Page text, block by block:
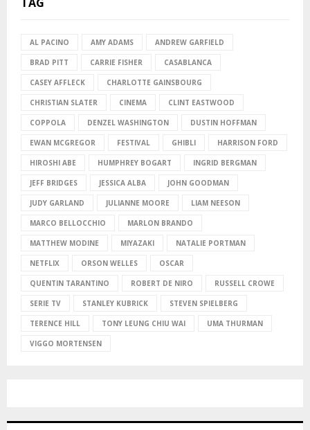
AL PACINO AMY ADAMS ANDREW GARFIELD
BRAD PITT CARRIE FISHER CASABLANCA
CASEY AFFLECK CHARLOTTE GAINSBOURG
CHRISTIAN SLATER CINEMA CLINT EASTWOOD
COPPOLA DENZEL WASHINGTON DUSTIN HOFFMAN
EWAN MCGREGOR FESTIVAL GHIBLI HARRISON FORD
HIROSHI ABE HUMPHREY BOGART INGRID BERGMAN
JEFF BRIDGES JESSICA ALBA JOHN GOODMAN
JUDY GARLAND JULIANNE MOORE LIAM NEESON
MARCO BELLOCCHIO MARLON BRANDO
MATTHEW MODINE MIYAZAKI NATALIE PORTMAN
NETFLIX ORSON WELLES OSCAR
QUENTIN TARANTINO ROBERT DE NIRO RUSSELL CROWE
SERIE TV STANLEY KUBRICK STEVEN SPIELBERG
TERENCE HILL TONY LEUNG CHIU WAI UMA THURMAN
VIGGO MORTENSEN